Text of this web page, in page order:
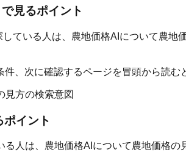
で見るポイント
している人は、農地価格AIについて農
、次に確認するページを冒頭から読む
見方の検索意図
ポイント
る人は、農地価格AIについて農地価格